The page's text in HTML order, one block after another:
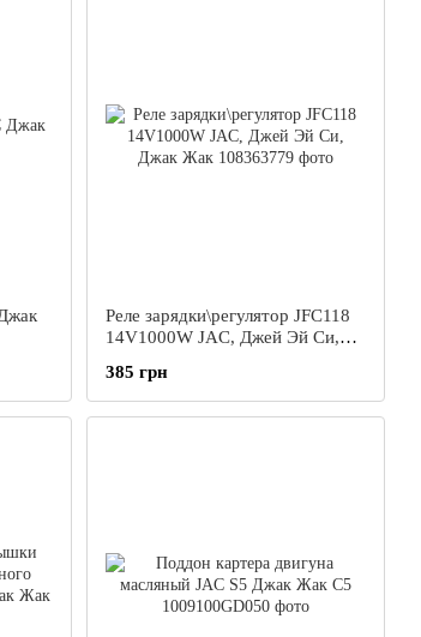
Реле зарядки\регулятор JFC118
14V1000W JAC, Джей Эй Си,
385 грн